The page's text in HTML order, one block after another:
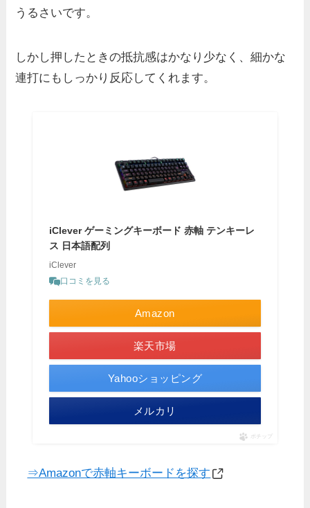
うるさいです。
しかし押したときの抵抗感はかなり少なく、細かな
連打にもしっかり反応してくれます。
iClever ゲーミングキーボード 赤軸 テンキーレ
ス 日本語配列
iClever
口コミを見る
Amazon
楽天市場
Yahooショッピング
メルカリ
ポチップ
⇒Amazonで赤軸キーボードを探す